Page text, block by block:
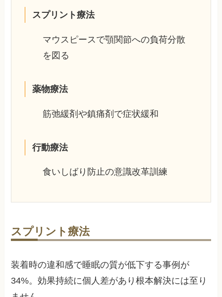
スプリント療法
マウスピースで顎関節への負荷分散
を図る
薬物療法
筋弛緩剤や鎮痛剤で症状緩和
行動療法
食いしばり防止の意識改革訓練
スプリント療法
装着時の違和感で睡眠の質が低下する事例が
34%。効果持続に個人差があり根本解決には至り